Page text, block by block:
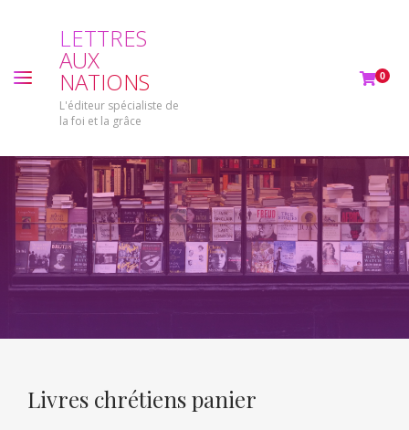
LETTRES
AUX
NATIONS
L'éditeur spécialiste de
la foi et la grâce
0
Livres chrétiens panier